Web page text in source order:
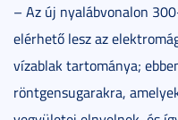
– Az új nyalábvonalon
elérhető lesz az
vízablak tartománya;
röntgensugarakra,